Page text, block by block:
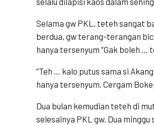
Selama gw PKL, teteh sangat
berdua, gw terang-terangan
hanya tersenyum “Gak boleh …
“Teh … kalo putus sama si
hanya tersenyum. Cergam
Dua bulan kemudian teteh di
selesainya PKL gw. Dua